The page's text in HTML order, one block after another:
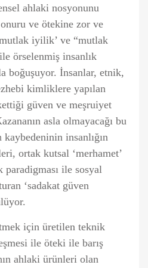
ahlaki nosyonunu
ve ötekine zor ve
iyilik’ ve “mutlak
örselenmiş insanlık
boğuşuyor. İnsanlar, etnik,
kimliklere yapılan
güven ve meşruiyet
asla olmayacağı bu
kaybedeninin insanlığın
ortak kutsal ‘merhamet’
ile sosyal
‘sadakat güven
için üretilen teknik
ile öteki ile barış
ahlaki ürünleri olan